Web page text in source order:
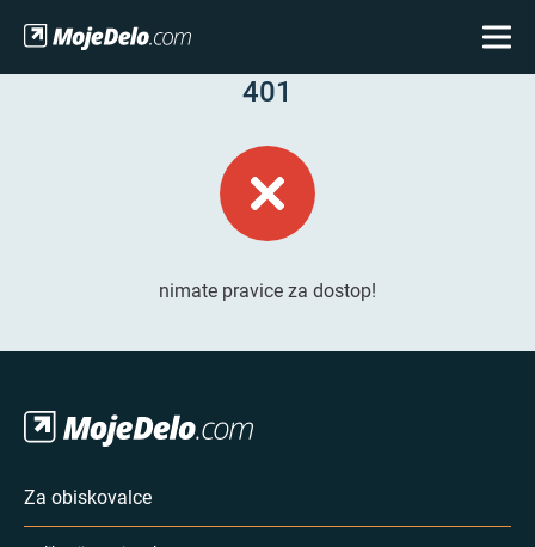
401
nimate pravice za dostop!
Za obiskovalce